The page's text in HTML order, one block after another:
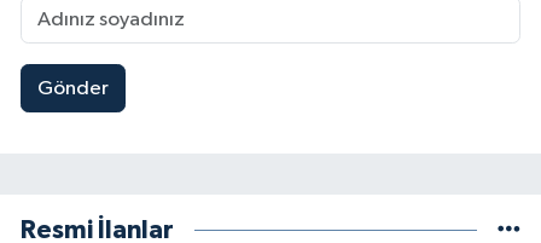
Gönder
Resmi İlanlar